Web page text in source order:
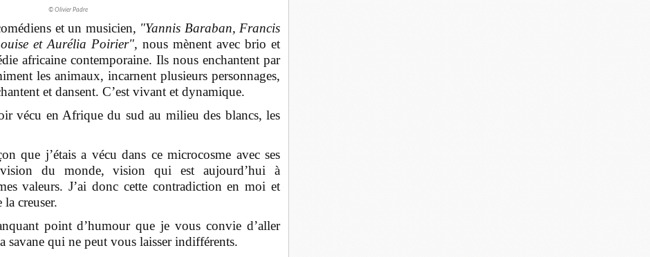
© Olivier Padre
et un musicien, "Yannis Baraban, Francis
et Aurélia Poirier", nous mènent avec brio et
africaine contemporaine. Ils nous enchantent par
les animaux, incarnent plusieurs personnages,
et dansent. C’est vivant et dynamique.
vécu en Afrique du sud au milieu des blancs, les
que j’étais a vécu dans ce microcosme avec ses
du monde, vision qui est aujourd’hui à
valeurs. J’ai donc cette contradiction en moi et
la creuser.
point d’humour que je vous convie d’aller
savane qui ne peut vous laisser indifférents.